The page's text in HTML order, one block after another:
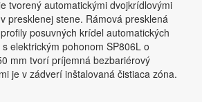
tvorený automatickými dvojkrídlovými
presklenej stene. Rámová presklená
posuvných krídel automatických
elektrickým pohonom SP806L o
mm tvorí príjemná bezbariérový
je v zádverí inštalovaná čistiaca zóna.